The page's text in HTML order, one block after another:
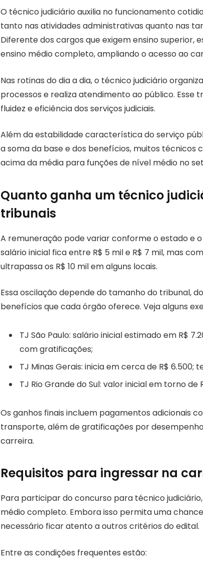
O técnico judiciário auxilia no funcionamento
tanto nas atividades administrativas quanto nas
Diferente dos cargos que exigem ensino superior,
ensino médio completo, ampliando o acesso ao
Nas rotinas do dia a dia, o técnico judiciário
processos e realiza atendimento ao público.
fluidez e eficiência dos serviços judiciais.
Além da estabilidade característica do serviço
a soma da base e dos benefícios, muitos técnicos
acima da média para funções de nível médio no
Quanto ganha um técnico
tribunais
A remuneração pode variar conforme o estado e
salário inicial fica entre R$ 5 mil e R$ 7 mil, mas
ultrapassa os R$ 10 mil em alguns locais.
Essa oscilação depende do tamanho do tribunal,
benefícios que cada órgão oferece. Veja alguns
TJ São Paulo: salário inicial estimado em R$
com gratificações;
TJ Minas Gerais: inicia em cerca de R$ 6.500;
TJ Rio Grande do Sul: valor inicial em torno de
Os ganhos finais incluem pagamentos adicionais
transporte, além de gratificações por
carreira.
Requisitos para ingressar na
Para participar do concurso para técnico
médio completo. Embora isso permita uma
necessário ficar atento a outros critérios do edital.
Entre as condições frequentes estão: